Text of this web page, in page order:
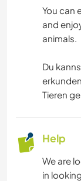
You can
and
animals.
Du
Tieren
Help
We are
in